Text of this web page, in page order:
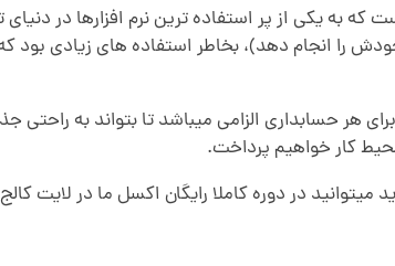
را انجام دهد)، بخاطر استفاده های زیادی بود
هر حسابداری الزامی میباشد تا بتواند به
کار خواهیم پرداخت.
در دوره کاملا رایگان اکسل ما در لایت